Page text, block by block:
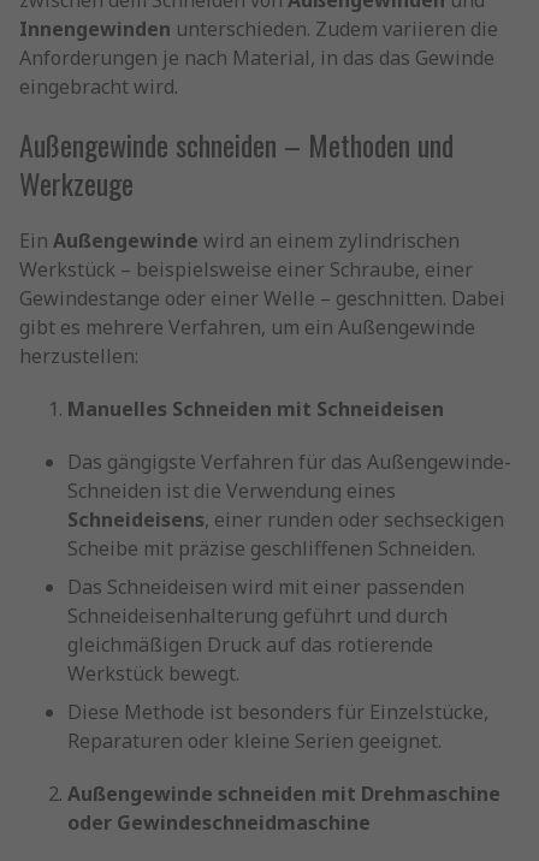
Innengewinden unterschieden. Zudem variieren die
Anforderungen je nach Material, in das das Gewinde
eingebracht wird.
Außengewinde schneiden – Methoden und
Werkzeuge
Ein Außengewinde wird an einem zylindrischen
Werkstück – beispielsweise einer Schraube, einer
Gewindestange oder einer Welle – geschnitten. Dabei
gibt es mehrere Verfahren, um ein Außengewinde
herzustellen:
Manuelles Schneiden mit Schneideisen
Das gängigste Verfahren für das Außengewinde-
Schneiden ist die Verwendung eines
Schneideisens, einer runden oder sechseckigen
Scheibe mit präzise geschliffenen Schneiden.
Das Schneideisen wird mit einer passenden
Schneideisenhalterung geführt und durch
gleichmäßigen Druck auf das rotierende
Werkstück bewegt.
Diese Methode ist besonders für Einzelstücke,
Reparaturen oder kleine Serien geeignet.
Außengewinde schneiden mit Drehmaschine
oder Gewindeschneidmaschine